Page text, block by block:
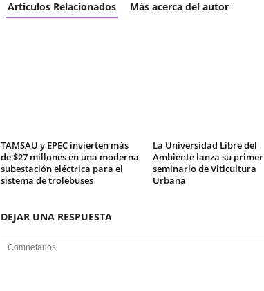
Articulos Relacionados Más acerca del autor
TAMSAU y EPEC invierten más
de $27 millones en una moderna
subestación eléctrica para el
sistema de trolebuses
La Universidad Libre del
Ambiente lanza su primer
seminario de Viticultura
Urbana
DEJAR UNA RESPUESTA